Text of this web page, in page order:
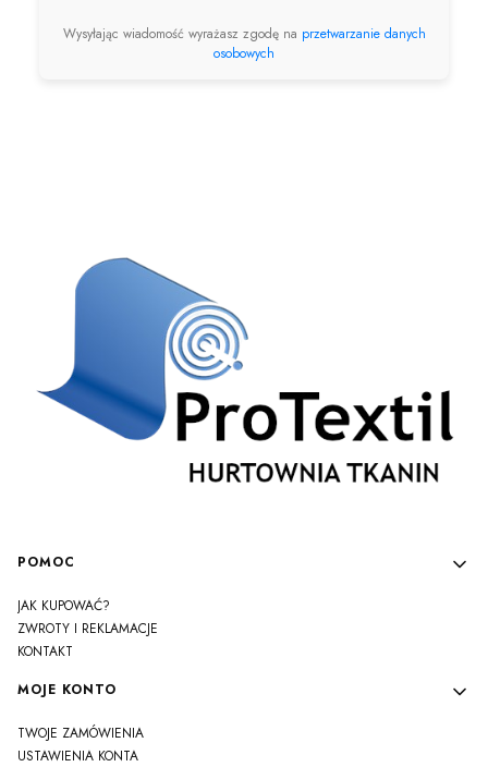
Wysyłając wiadomość wyrażasz zgodę na przetwarzanie danych
osobowych
Linki w stopce
POMOC
JAK KUPOWAĆ?
ZWROTY I REKLAMACJE
KONTAKT
MOJE KONTO
TWOJE ZAMÓWIENIA
USTAWIENIA KONTA